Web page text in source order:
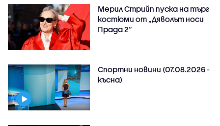
Мерил Стрийп пуска на търг
костюми от „Дяволът носи
Прада 2“
Спортни новини (07.08.2026 -
късна)